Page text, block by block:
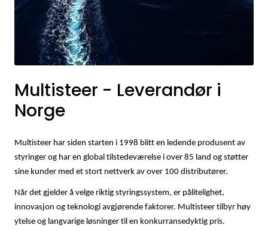
Multisteer - Leverandør i
Norge
Multisteer har siden starten i 1998 blitt en ledende produsent av
styringer og har en global tilstedeværelse i over 85 land og støtter
sine kunder med et stort nettverk av over 100 distributører.
Når det gjelder å velge riktig styringssystem, er pålitelighet,
innovasjon og teknologi avgjørende faktorer. Multisteer tilbyr høy
ytelse og langvarige løsninger til en konkurransedyktig pris.
Fritid/Sikkerhet
Seil
Outlet